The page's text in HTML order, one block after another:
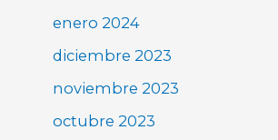
enero 2024
diciembre 2023
noviembre 2023
octubre 2023